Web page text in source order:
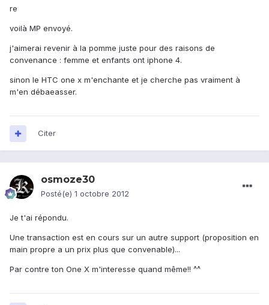
re
voilà MP envoyé.
j'aimerai revenir à la pomme juste pour des raisons de
convenance : femme et enfants ont iphone 4.
sinon le HTC one x m'enchante et je cherche pas vraiment à
m'en débaeasser.
Citer
osmoze30
Posté(e) 1 octobre 2012
Je t'ai répondu.
Une transaction est en cours sur un autre support (proposition en
main propre a un prix plus que convenable)...
Par contre ton One X m'interesse quand même!! ^^